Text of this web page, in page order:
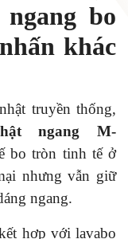
bo
khác
truyền thống,
ngang M-
bo tròn tinh tế ở
nhưng vẫn giữ
ngang.
hợp với lavabo